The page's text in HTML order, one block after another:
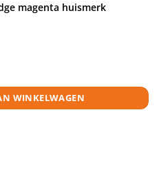
magenta huismerk
huismerk aantal
WINKELWAGEN